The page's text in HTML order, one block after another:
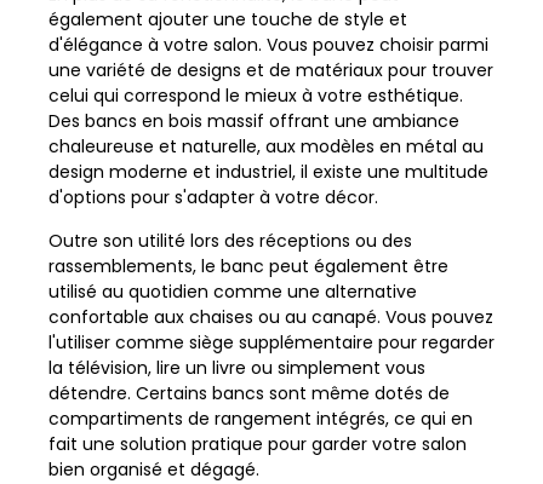
également ajouter une touche de style et
d'élégance à votre salon. Vous pouvez choisir parmi
une variété de designs et de matériaux pour trouver
celui qui correspond le mieux à votre esthétique.
Des bancs en bois massif offrant une ambiance
chaleureuse et naturelle, aux modèles en métal au
design moderne et industriel, il existe une multitude
d'options pour s'adapter à votre décor.
Outre son utilité lors des réceptions ou des
rassemblements, le banc peut également être
utilisé au quotidien comme une alternative
confortable aux chaises ou au canapé. Vous pouvez
l'utiliser comme siège supplémentaire pour regarder
la télévision, lire un livre ou simplement vous
détendre. Certains bancs sont même dotés de
compartiments de rangement intégrés, ce qui en
fait une solution pratique pour garder votre salon
bien organisé et dégagé.